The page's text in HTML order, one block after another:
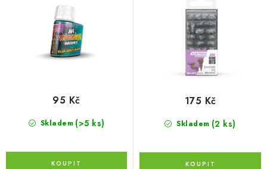
Moje objednávka
Doprava a platba
Obchodní podmínky
Podmínky ochrany osobních údajů
Výstavy 2026
Skladem (>5 ks)
95 Kč
Skladem (2 ks)
175 Kč